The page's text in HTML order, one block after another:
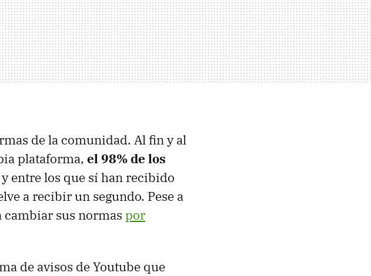
de la comunidad. Al fin y al
plataforma, el 98% de los
y entre los que sí han recibido
a recibir un segundo. Pese a
cambiar sus normas por
de avisos de Youtube que